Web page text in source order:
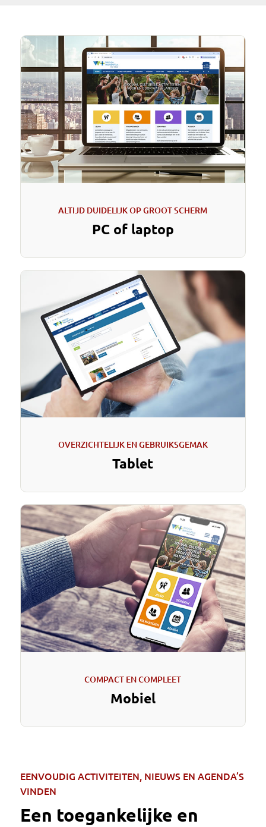
ALTIJD DUIDELIJK OP GROOT SCHERM
PC of laptop
OVERZICHTELIJK EN GEBRUIKSGEMAK
Tablet
COMPACT EN COMPLEET
Mobiel
EENVOUDIG ACTIVITEITEN, NIEUWS EN AGENDA’S
VINDEN
Een toegankelijke en